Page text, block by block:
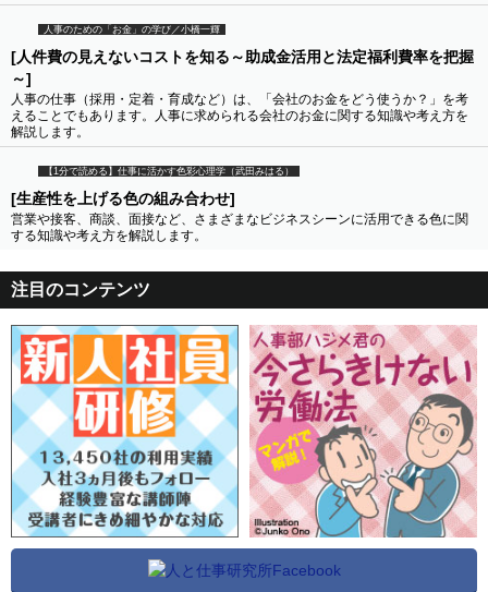
人事のための「お金」の学び／小橋一輝
[人件費の見えないコストを知る～助成金活用と法定福利費率を把握
～]
人事の仕事（採用・定着・育成など）は、「会社のお金をどう使うか？」を考
えることでもあります。人事に求められる会社のお金に関する知識や考え方を
解説します。
【1分で読める】仕事に活かす色彩心理学（武田みはる）
[生産性を上げる色の組み合わせ]
営業や接客、商談、面接など、さまざまなビジネスシーンに活用できる色に関
する知識や考え方を解説します。
注目のコンテンツ